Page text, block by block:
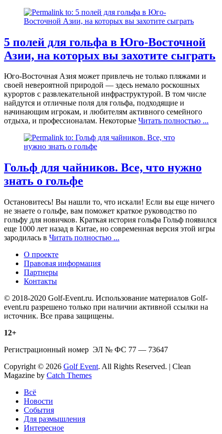
5 полей для гольфа в Юго-Восточной
Азии, на которых вы захотите сыграть
Юго-Восточная Азия может привлечь не только пляжами и
своей невероятной природой — здесь немало роскошных
курортов с развлекательной инфраструктурой. В том числе
найдутся и отличные поля для гольфа, подходящие и
начинающим игрокам, и любителям активного семейного
отдыха, и профессионалам. Некоторые Читать полностью ...
Гольф для чайников. Все, что нужно
знать о гольфе
Остановитесь! Вы нашли то, что искали! Если вы еще ничего
не знаете о гольфе, вам поможет краткое руководство по
гольфу для новичков. Краткая история гольфа Гольф появился
еще 1000 лет назад в Китае, но современная версия этой игры
зародилась в Читать полностью ...
О проекте
Правовая информация
Партнеры
Контакты
© 2018-2020 Golf-Event.ru. Использование материалов Golf-
event.ru разрешено только при наличии активной ссылки на
источник. Все права защищены.
12+
Регистрационный номер ЭЛ № ФС 77 — 73647
Copyright © 2026 Golf Event. All Rights Reserved. | Clean
Magazine by Catch Themes
Всё
Новости
События
Для размышления
Интересное